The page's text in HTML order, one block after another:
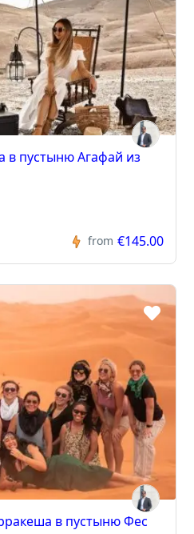
в пустыню Агафай из
from €145.00
в пустыню Фес